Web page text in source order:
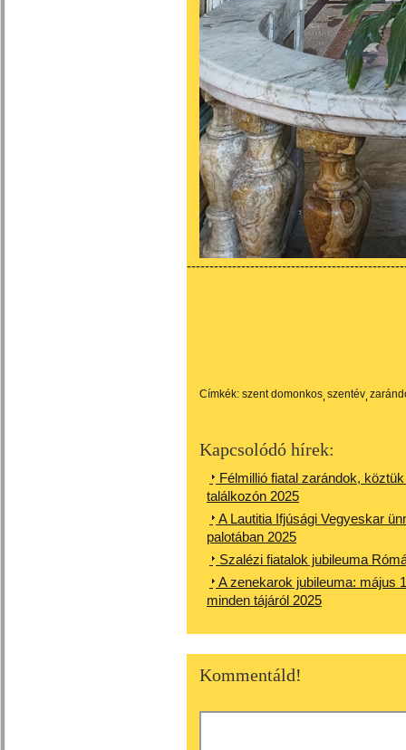
Címkék: szent domonkos szentév
Kapcsolódó hírek:
Félmillió fiatal zarándok,
találkozón 2025
A Lautitia Ifjúsági Vegyeskar
palotában 2025
Szalézi fiatalok jubileuma
A zenekarok jubileuma: május
minden tájáról 2025
Kommentáld!